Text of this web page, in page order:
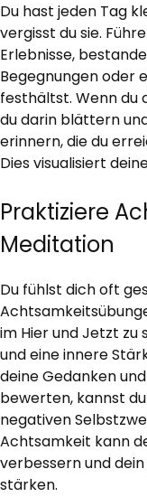
Du hast jeden Tag
vergisst du sie.
Erlebnisse,
Begegnungen oder
festhältst. Wenn du
du darin blättern
erinnern, die du
Dies visualisiert
Praktiziere
Meditation
Du fühlst dich oft
im Hier und Jetzt zu
und eine innere
deine Gedanken
bewerten, kannst
negativen
Achtsamkeit kann
verbessern und
stärken.